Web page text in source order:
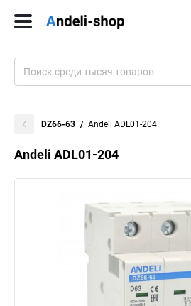
DZ66-63 Andeli ADL01-204
Andeli ADL01-204